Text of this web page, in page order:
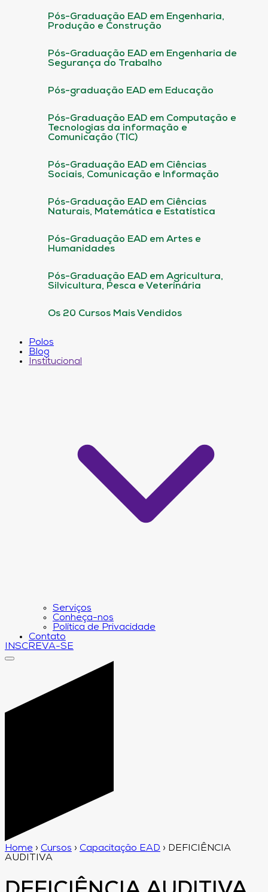
Pós-Graduação EAD em Engenharia,
Produção e Construção
Pós-Graduação EAD em Engenharia de
Segurança do Trabalho
Pós-graduação EAD em Educação
Pós-Graduação EAD em Computação e
Tecnologias da informação e
Comunicação (TIC)
Pós-Graduação EAD em Ciências
Sociais, Comunicação e Informação
Pós-Graduação EAD em Ciências
Naturais, Matemática e Estatística
Pós-Graduação EAD em Artes e
Humanidades
Pós-Graduação EAD em Agricultura,
Silvicultura, Pesca e Veterinária
Os 20 Cursos Mais Vendidos
Polos
Blog
Institucional
Serviços
Conheça-nos
Política de Privacidade
Contato
INSCREVA-SE
Home › Cursos › Capacitação EAD › DEFICIÊNCIA
AUDITIVA